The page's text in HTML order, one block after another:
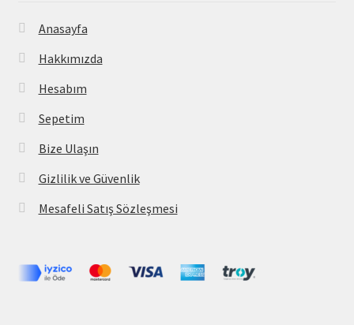
Anasayfa
Hakkımızda
Hesabım
Sepetim
Bize Ulaşın
Gizlilik ve Güvenlik
Mesafeli Satış Sözleşmesi